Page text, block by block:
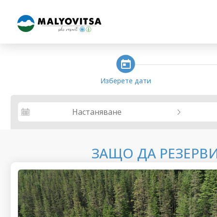
steps_calendar
Изберете дати
Настаняване
ЗАЩО ДА